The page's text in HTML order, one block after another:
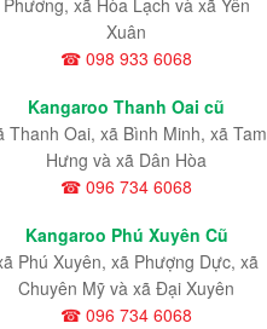
Xuân
☎ 098 933 6068
Kangaroo Thanh Oai cũ
Thanh Oai, xã Bình Minh, xã Tam
Hưng và xã Dân Hòa
☎ 096 734 6068
Kangaroo Phú Xuyên Cũ
Phú Xuyên, xã Phượng Dực, xã
Chuyên Mỹ và xã Đại Xuyên
☎ 096 734 6068